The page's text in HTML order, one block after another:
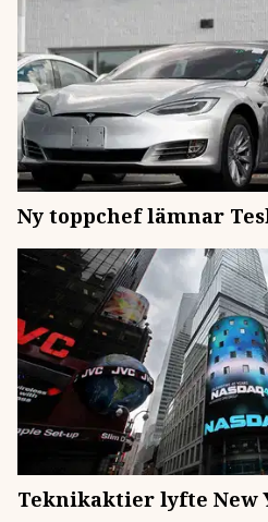
Ny toppchef lämnar
Teknikaktier lyfte New